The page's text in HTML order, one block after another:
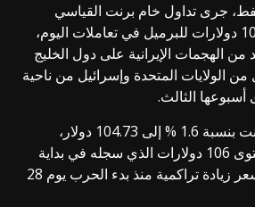
جرى تداول خام برنت القياسي
للنفط العالمي بنحو 105 دولارات للبرميل في تعاملات اليوم،
من الهجمات الإيرانية على دول الخليج
الولايات المتحدة وإسرائيل من ناحية
الثالث.
وارتفع سعر برميل برنت بنسبة 1.6 % إلى 104.73 دولار،
متراجعاً قليلاً عن مستوى 106 دولارات الذي سجله في بداية
التعاملات، ليسجل السعر زيادة تراكمية منذ بدء الحرب يوم 28